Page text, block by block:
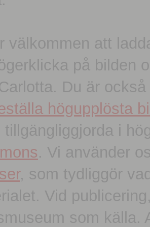
välkommen att
på bilden
Du är
högupplösta
tillgängliggjorda i
. Vi använder
, som tydliggör
Vid
som källa.